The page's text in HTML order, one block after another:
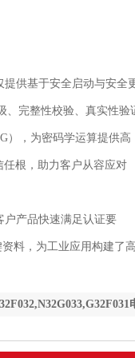
供基于安全启动与安全
、完整性校验、真实性验
），为密码学运算提供高
根，助力客户从容应对
产品快速满足认证要
料，为工业应用构建了高